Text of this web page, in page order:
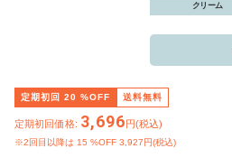
クリーム
定期初回 20 %OFF 送料無料
定期初回価格: 3,696円(税込)
※2回目以降は 15 %OFF 3,927円(税込)